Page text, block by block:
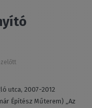
utca, 2007-2012
Építész Műterem) „Az